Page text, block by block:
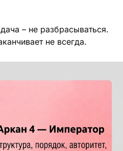
– не разбрасываться.
не всегда.